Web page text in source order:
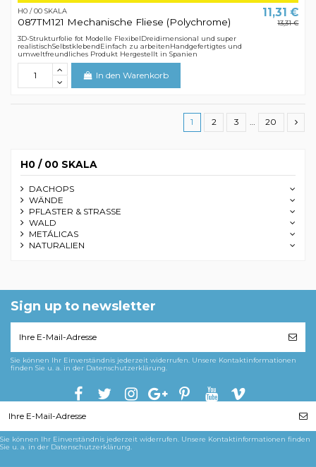
H0 / 00 SKALA
087TM121 Mechanische Fliese (Polychrome)
11,31 €
13,31 €
3D-Strukturfolie fot Modelle FlexibelDreidimensional und super
realistischSelbstklebendEinfach zu arbeitenHandgefertigtes und
umweltfreundliches Produkt Hergestellt in Spanien
In den Warenkorb
1 2 3 … 20
H0 / 00 SKALA
DACHOPS
WÄNDE
PFLASTER & STRASSE
WALD
METÁLICAS
NATURALIEN
Sign up to newsletter
Sie können Ihr Einverständnis jederzeit widerrufen. Unsere Kontaktinformationen
finden Sie u. a. in der Datenschutzerklärung.
Sie können Ihr Einverständnis jederzeit widerrufen. Unsere Kontaktinformationen finden
Sie u. a. in der Datenschutzerklärung.